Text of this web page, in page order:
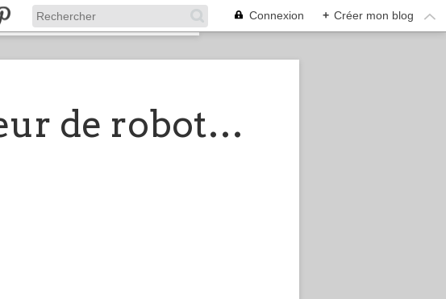
Connexion + Créer mon blog
Gille-Monte-Ruici, créateur de robots recyclés